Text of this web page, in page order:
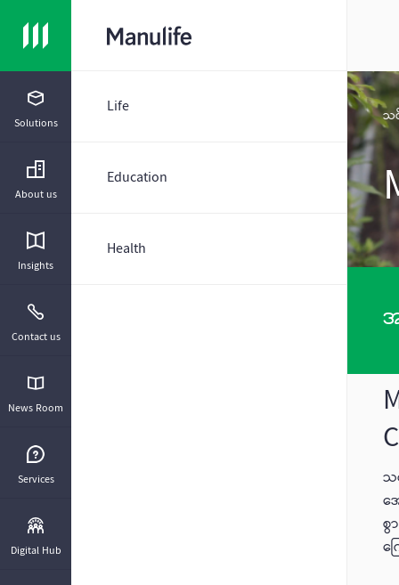
Solutions
About us
Insights
Contact us
News Room
Services
Digital Hub
Life
Education
Health
သ
သ
အ
စွ
က